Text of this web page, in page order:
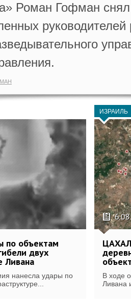
Роман Гофман снял
по объектам
двух
Ливана
нанесла удары по
ИЗРАИЛЬ
В ходе
Ливана